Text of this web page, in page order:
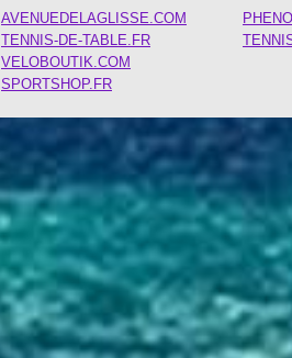
AVENUEDELAGLISSE.COM
TENNIS-DE-TABLE.FR
VELOBOUTIK.COM
SPORTSHOP.FR